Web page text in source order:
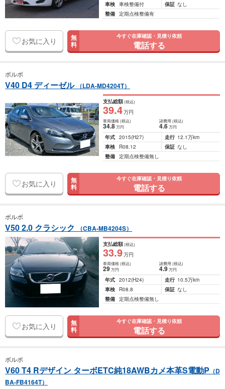
車検 車検整備付 保証 なし
整備 定期点検整備有
お気に入り 無
料
今すぐ在庫確認・見積り依頼
電話する
ボルボ
V40 D4 ディーゼル （LDA-MD4204T）
支払総額(税込)
39.4万円
車両価格(税込)
34.8万円
諸費用 (税込)
4.6 万円
年式 2015(H27) 走行 12.1万km
車検
R08.12 保証 なし
整備 定期点検整備無し
お気に入り 無
料
今すぐ在庫確認・見積り依頼
電話する
ボルボ
V50 2.0 クラシック （CBA-MB4204S）
支払総額(税込)
33.9万円
車両価格(税込)
29万円
諸費用 (税込)
4.9 万円
年式 2012(H24) 走行 10.5万km
車検
R08.8 保証 なし
整備 定期点検整備無し
お気に入り 無
料
今すぐ在庫確認・見積り依頼
電話する
ボルボ
V60 T4 Rデザイン ターボETC純18AWBカメ本革S電動P （D
BA-FB4164T）